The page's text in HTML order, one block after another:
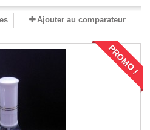
Ajouter au comparateur
PROMO !